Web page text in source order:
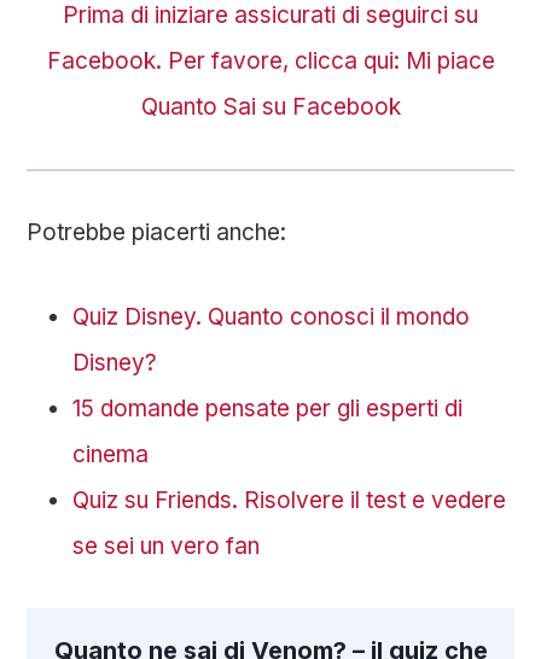
Prima di iniziare assicurati di seguirci su
Facebook. Per favore, clicca qui: Mi piace
Quanto Sai su Facebook
Potrebbe piacerti anche:
Quiz Disney. Quanto conosci il mondo
Disney?
15 domande pensate per gli esperti di
cinema
Quiz su Friends. Risolvere il test e vedere
se sei un vero fan
Quanto ne sai di Venom? – il quiz che